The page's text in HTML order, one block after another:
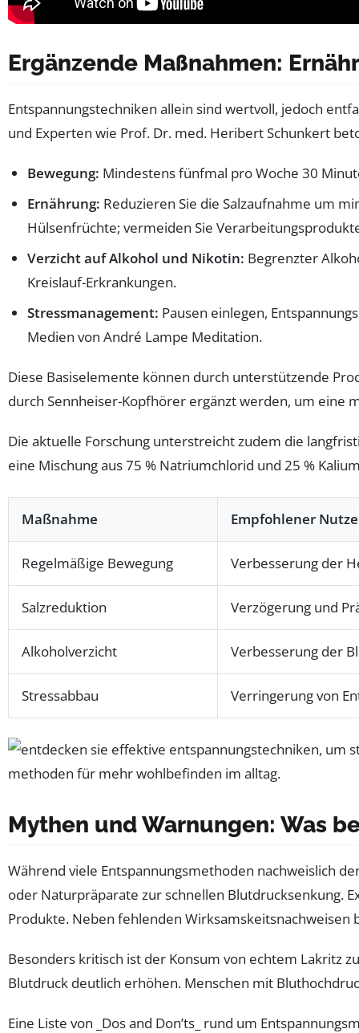
Ergänzende Maßnahmen:
Entspannungstechniken allein sind wertvoll, jedoch
und Experten wie Prof. Dr. med. Heribert Schunkert
Bewegung: Mindestens fünfmal pro Woche 30
Ernährung: Reduzieren Sie die Salzaufnahme um
Hülsenfrüchte; vermeiden Sie
Verzicht auf Alkohol und Nikotin: Begrenzter
Kreislauf-Erkrankungen.
Stressmanagement: Pausen einlegen,
Medien von André Lampe Meditation.
Diese Basiselemente können durch unterstützende
durch Sennheiser-Kopfhörer ergänzt werden, um eine
Die aktuelle Forschung unterstreicht zudem die
eine Mischung aus 75 % Natriumchlorid und 25 %
Maßnahme Empfohlener
Regelmäßige Bewegung Verbesserung der
Salzreduktion Verzögerung und
Alkoholverzicht Verbesserung der
Stressabbau Verringerung von
Mythen und Warnungen: Was
Während viele Entspannungsmethoden nachweislich
oder Naturpräparate zur schnellen Blutdrucksenkung.
Produkte. Neben fehlenden
Besonders kritisch ist der Konsum von echtem Lakritz
Blutdruck deutlich erhöhen. Menschen mit
Eine Liste von _Dos and Don’ts_ rund um